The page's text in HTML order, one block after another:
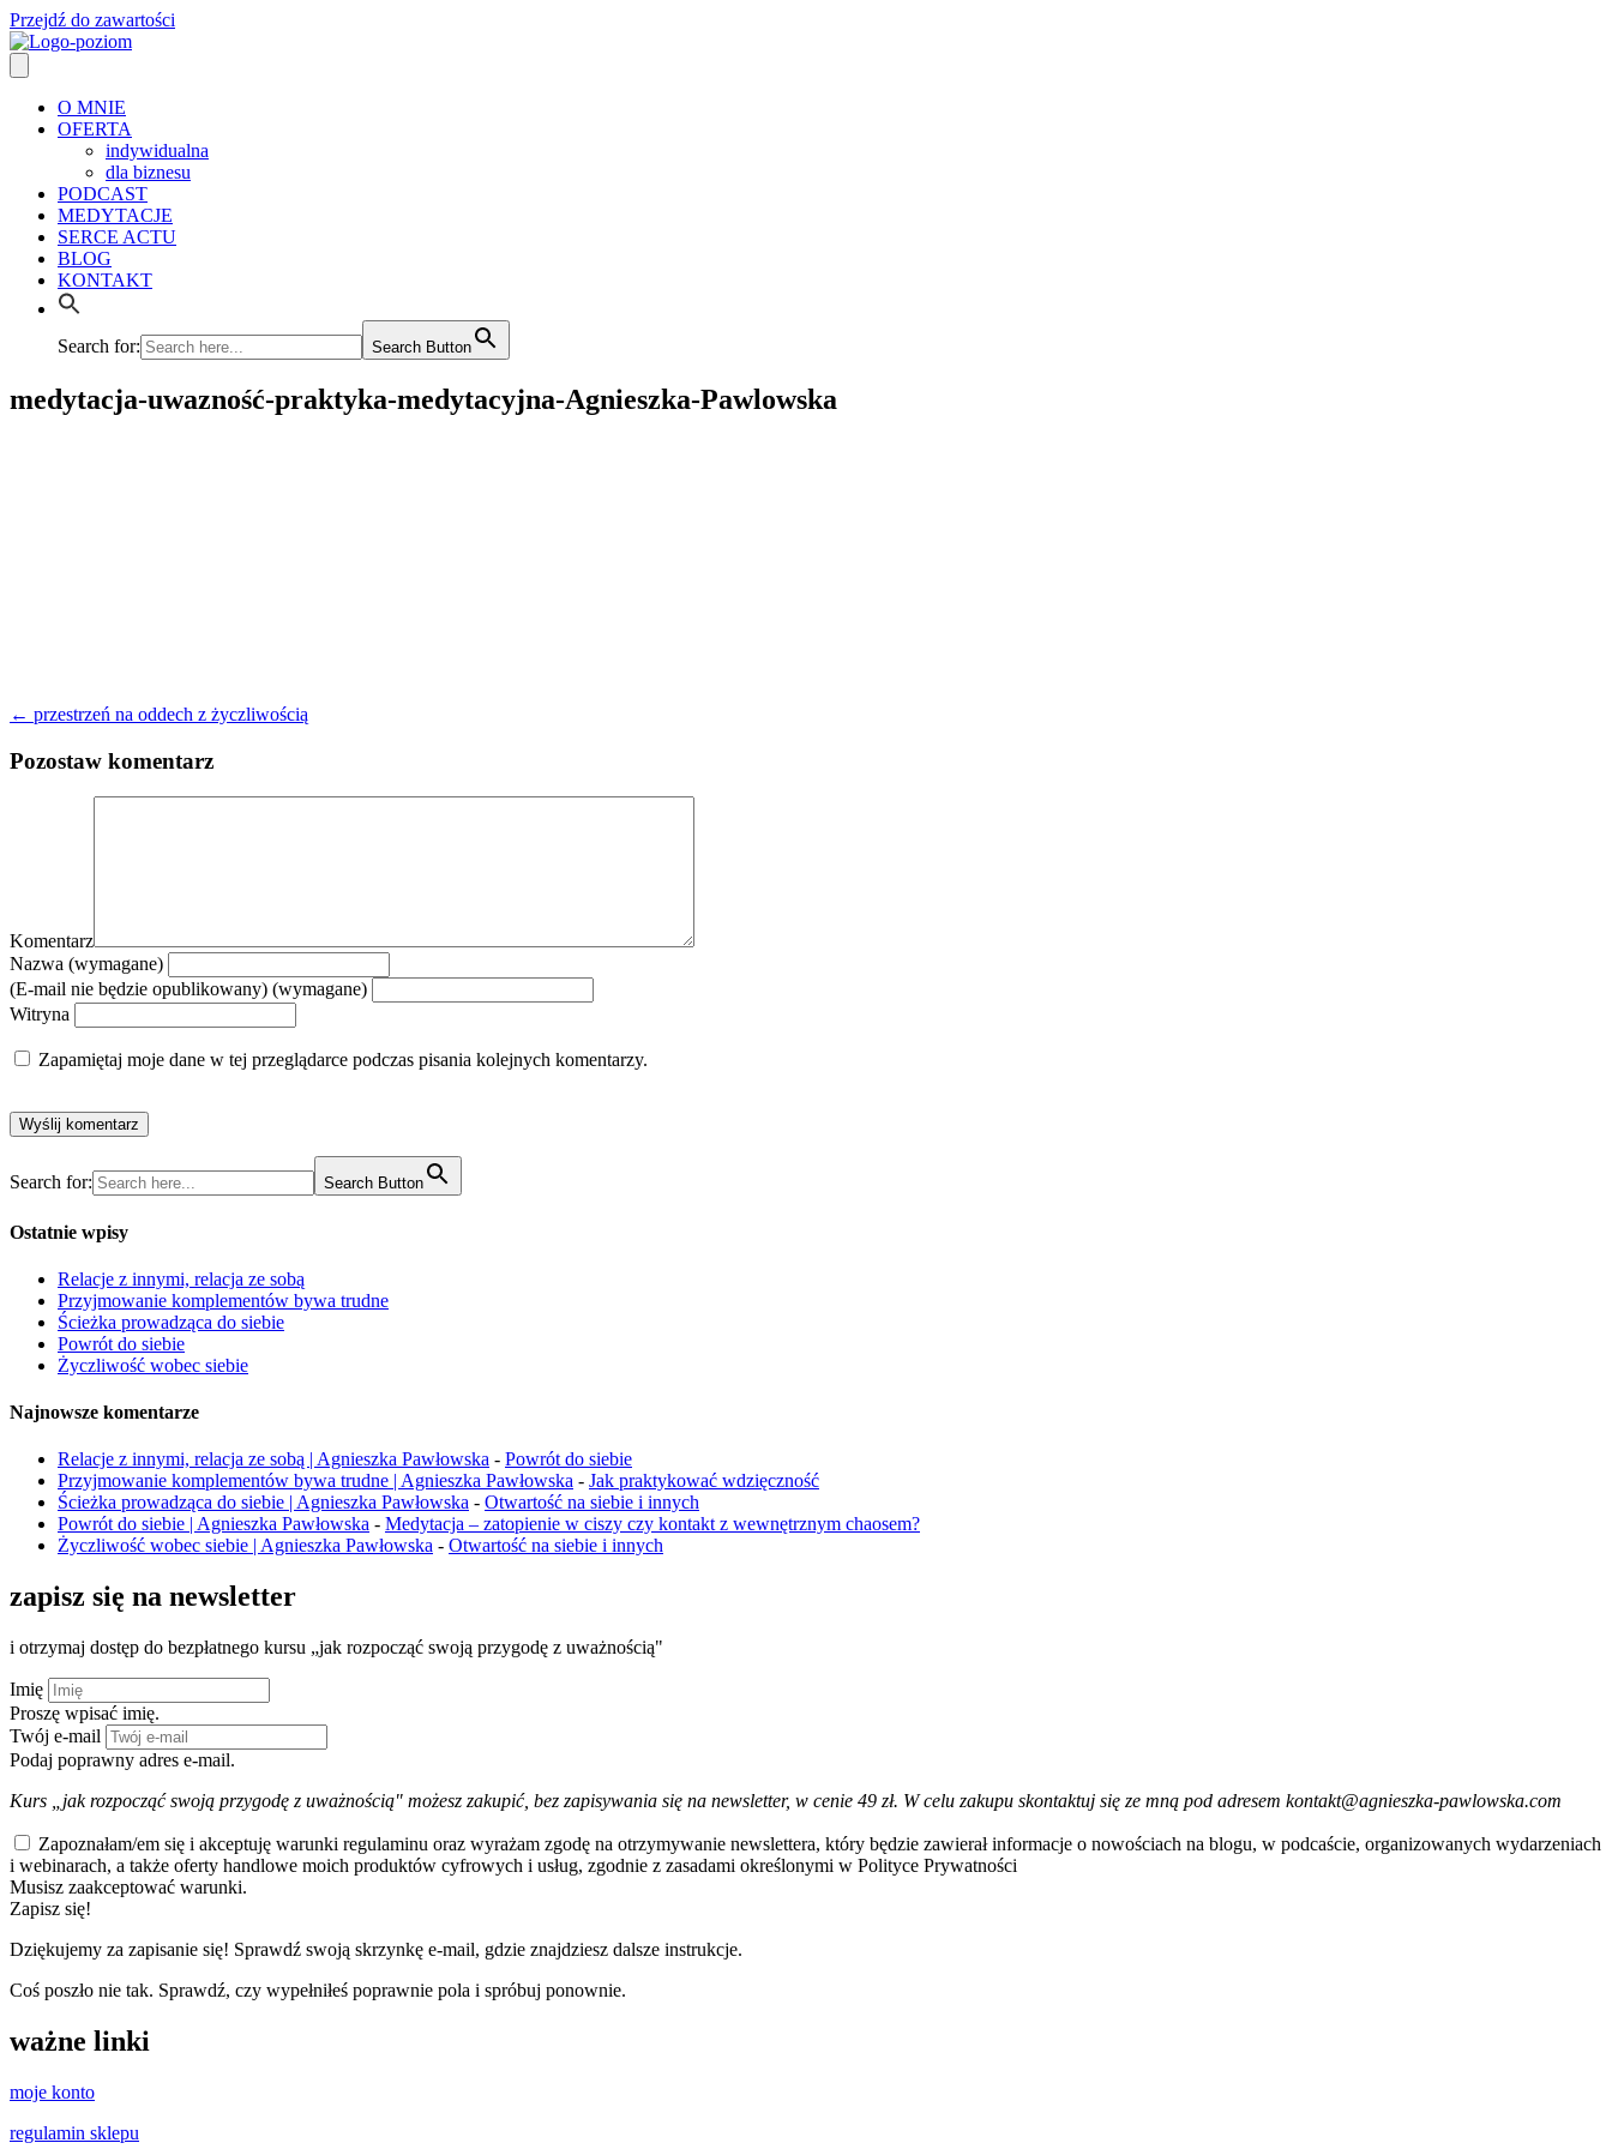
Przejdź do zawartości
O MNIE
OFERTA
indywidualna
dla biznesu
PODCAST
MEDYTACJE
SERCE ACTU
BLOG
KONTAKT
Search for: Search Button
medytacja-uwazność-praktyka-medytacyjna-Agnieszka-Pawlowska
← przestrzeń na oddech z życzliwością
Pozostaw komentarz
Komentarz
Nazwa (wymagane)
(E-mail nie będzie opublikowany) (wymagane)
Witryna
Zapamiętaj moje dane w tej przeglądarce podczas pisania kolejnych komentarzy.
Search for: Search Button
Ostatnie wpisy
Relacje z innymi, relacja ze sobą
Przyjmowanie komplementów bywa trudne
Ścieżka prowadząca do siebie
Powrót do siebie
Życzliwość wobec siebie
Najnowsze komentarze
Relacje z innymi, relacja ze sobą | Agnieszka Pawłowska - Powrót do siebie
Przyjmowanie komplementów bywa trudne | Agnieszka Pawłowska - Jak praktykować wdzięczność
Ścieżka prowadząca do siebie | Agnieszka Pawłowska - Otwartość na siebie i innych
Powrót do siebie | Agnieszka Pawłowska - Medytacja – zatopienie w ciszy czy kontakt z wewnętrznym chaosem?
Życzliwość wobec siebie | Agnieszka Pawłowska - Otwartość na siebie i innych
zapisz się na newsletter
i otrzymaj dostęp do bezpłatnego kursu „jak rozpocząć swoją przygodę z uważnością"
Imię
Proszę wpisać imię.
Twój e-mail
Podaj poprawny adres e-mail.
Kurs „jak rozpocząć swoją przygodę z uważnością" możesz zakupić, bez zapisywania się na newsletter, w cenie 49 zł. W celu zakupu skontaktuj się ze mną pod adresem kontakt@agnieszka-pawlowska.com
Zapoznałam/em się i akceptuję warunki regulaminu oraz wyrażam zgodę na otrzymywanie newslettera, który będzie zawierał informacje o nowościach na blogu, w podcaście, organizowanych wydarzeniach
i webinarach, a także oferty handlowe moich produktów cyfrowych i usług, zgodnie z zasadami określonymi w Polityce Prywatności
Musisz zaakceptować warunki.
Zapisz się!
Dziękujemy za zapisanie się! Sprawdź swoją skrzynkę e-mail, gdzie znajdziesz dalsze instrukcje.
Coś poszło nie tak. Sprawdź, czy wypełniłeś poprawnie pola i spróbuj ponownie.
ważne linki
moje konto
regulamin sklepu